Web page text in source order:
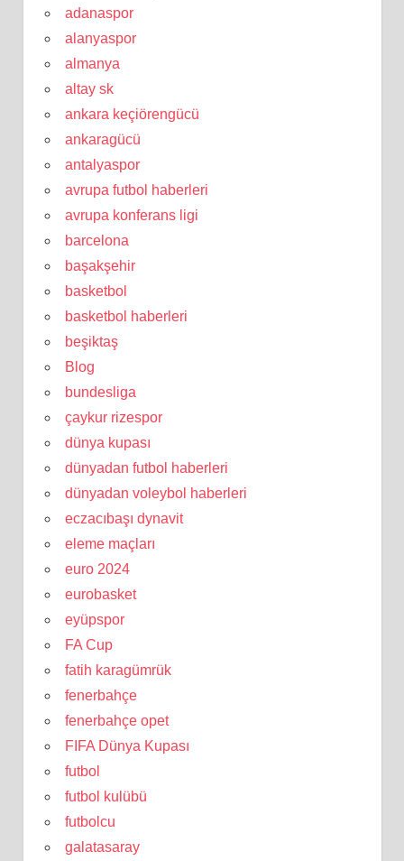
adanaspor
alanyaspor
almanya
altay sk
ankara keçiörengücü
ankaragücü
antalyaspor
avrupa futbol haberleri
avrupa konferans ligi
barcelona
başakşehir
basketbol
basketbol haberleri
beşiktaş
Blog
bundesliga
çaykur rizespor
dünya kupası
dünyadan futbol haberleri
dünyadan voleybol haberleri
eczacıbaşı dynavit
eleme maçları
euro 2024
eurobasket
eyüpspor
FA Cup
fatih karagümrük
fenerbahçe
fenerbahçe opet
FIFA Dünya Kupası
futbol
futbol kulübü
futbolcu
galatasaray